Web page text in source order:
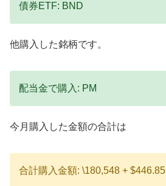
債券ETF: BND
他購入した銘柄です。
配当金で購入: PM
今月購入した金額の合計は
合計購入金額: \180,548 + $446.85